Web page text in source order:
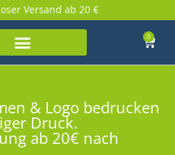
Versand ab 20 €
0
& Logo bedrucken
Druck.
ab 20€ nach